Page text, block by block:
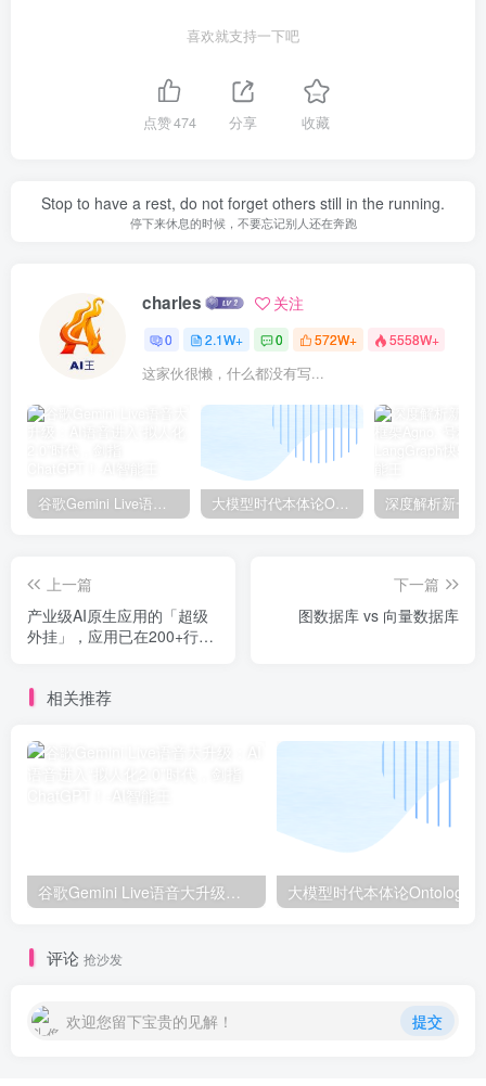
喜欢就支持一下吧
点赞474 分享 收藏
Stop to have a rest, do not forget others still in the running.
停下来休息的时候，不要忘记别人还在奔跑
charles 关注
0 2.1W+ 0 572W+ 5558W+
这家伙很懒，什么都没有写...
谷歌Gemini Live语音大升级：AI语音进入“拟人化2.0”时代，剑指ChatGPT！ 大模型时代本体论Ontology驱动的AI知识引擎助力企业智能决策系统的未来进化-一篇献给企业董事会和CIO的深度思考(第一篇)
上一篇
产业级AI原生应用的「超级
外挂」，应用已在200+行业
下一篇
图数据库 vs 向量数据库
相关推荐
谷歌Gemini Live语音大升级：AI语音进入“拟人化2.0”时代，剑指ChatGPT！
评论 抢沙发
欢迎您留下宝贵的见解！ 提交